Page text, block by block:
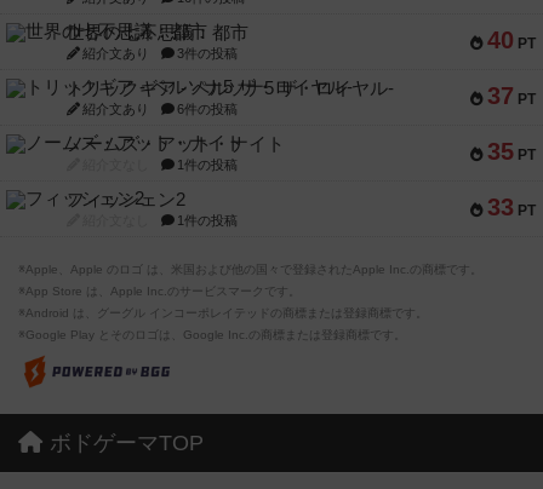
40 PT
世界の七不思議：都市
紹介文あり 3件の投稿
37 PT
トリックギア - ペルソナ5 ザ・ロイヤル-
紹介文あり 6件の投稿
35 PT
ノームズ・アット・ナイト
1件の投稿
33 PT
フィッシェン2
1件の投稿
※Apple、Apple のロゴ は、米国および他の国々で登録されたApple Inc.の商標です。
※App Store は、Apple Inc.のサービスマークです。
※Android は、グーグル インコーポレイテッドの商標または登録商標です。
※Google Play とそのロゴは、Google Inc.の商標または登録商標です。
ボドゲーマTOP